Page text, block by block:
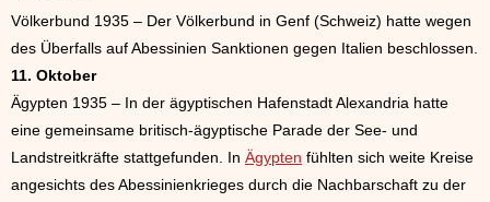
Völkerbund 1935 – Der Völkerbund in Genf (Schweiz) hatte wegen
des Überfalls auf Abessinien Sanktionen gegen Italien beschlossen.
11. Oktober
Ägypten 1935 – In der ägyptischen Hafenstadt Alexandria hatte
eine gemeinsame britisch-ägyptische Parade der See- und
Landstreitkräfte stattgefunden. In Ägypten fühlten sich weite Kreise
angesichts des Abessinienkrieges durch die Nachbarschaft zu der